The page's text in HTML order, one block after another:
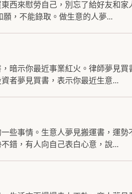
西來慰勞自己，別忘了給好友和
，不能錄取。做生意的人夢...
暗示你最近事業紅火。律師夢見買
者夢見買書，表示你最近生意...
些事情。生意人夢見搬運書，運勢
錯，有人向自己表白心意，說...